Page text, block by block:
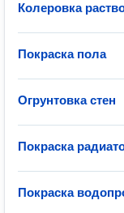
Колеровка
Покраска пола
Огрунтовка стен
Покраска
Покраска